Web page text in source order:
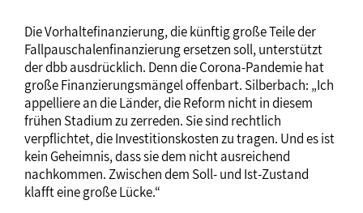
Die Vorhaltefinanzierung, die künftig große Teile der
Fallpauschalenfinanzierung ersetzen soll, unterstützt
der dbb ausdrücklich. Denn die Corona-Pandemie hat
große Finanzierungsmängel offenbart. Silberbach: „Ich
appelliere an die Länder, die Reform nicht in diesem
frühen Stadium zu zerreden. Sie sind rechtlich
verpflichtet, die Investitionskosten zu tragen. Und es ist
kein Geheimnis, dass sie dem nicht ausreichend
nachkommen. Zwischen dem Soll- und Ist-Zustand
klafft eine große Lücke.“